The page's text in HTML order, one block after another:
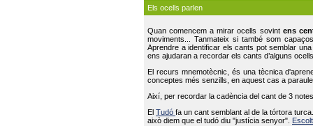
Els ocells parlen
Quan comencem a mirar ocells sovint ens
moviments... Tanmateix si també som
Aprendre a identificar els cants pot semblar
ens ajudaran a recordar els cants d’alguns
El recurs mnemotècnic, és una tècnica
conceptes més senzills, en aquest cas a
Així, per recordar la cadència del cant de 3
ElTudófa un cant semblant al de la tórtora
això diem que el tudó diu "justícia senyor".